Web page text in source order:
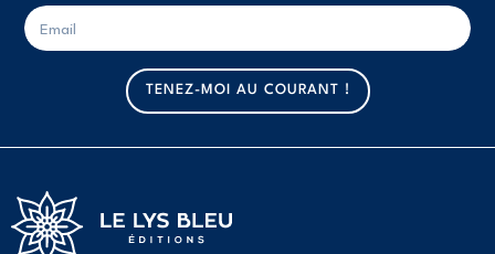
m
a
i
l
E
-
m
TENEZ-MOI AU COURANT !